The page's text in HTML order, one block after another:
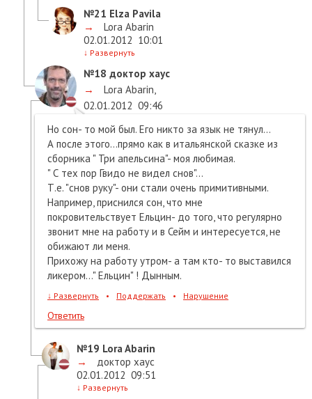
№21 Elza Pavila
→
Lora Abarin
02.01.2012 10:01
↓ Развернуть
№18 доктор хаус
→
Lora Abarin
02.01.2012 09:46
Но сон- то мой был. Его никто за язык не тянул...
А после этого...прямо как в итальянской сказке из
сборника " Три апельсина"- моя любимая.
" С тех пор Гвидо не видел снов"...
Т.е. "снов руку"- они стали очень примитивными.
Например, приснился сон, что мне
покровительствует Ельцин- до того, что регулярно
звонит мне на работу и в Сейм и интересуется, не
обижают ли меня.
Прихожу на работу утром- а там кто- то выставился
ликером..." Ельцин" ! Дынным.
↓ Развернуть • Поддержать • Нарушение
Ответить
№19 Lora Abarin
→
доктор хаус
02.01.2012 09:51
↓ Развернуть